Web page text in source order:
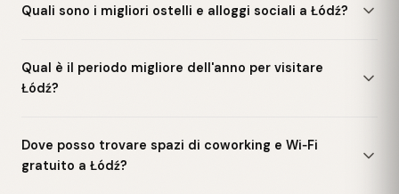
Quali sono i migliori ostelli e alloggi sociali a Łódź?
Qual è il periodo migliore dell'anno per visitare
Łódź?
Dove posso trovare spazi di coworking e Wi‑Fi
gratuito a Łódź?